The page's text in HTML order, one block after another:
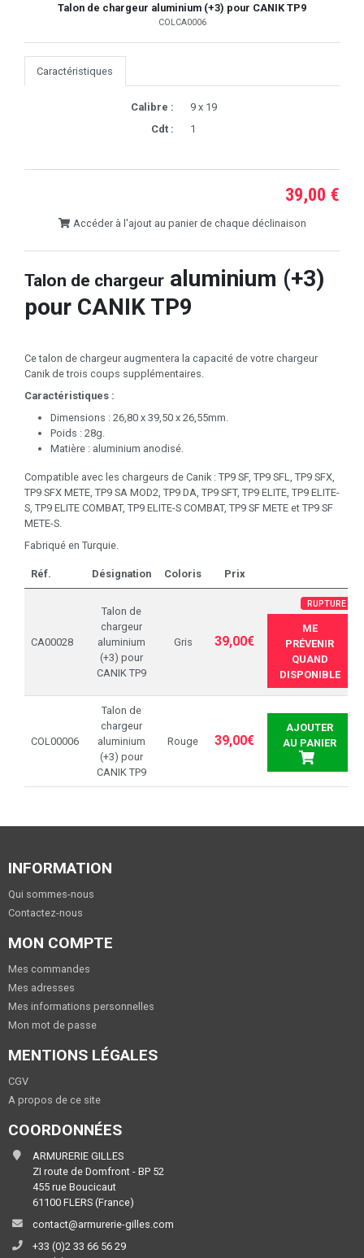
Talon de chargeur aluminium (+3) pour CANIK TP9
COLCA0006
Caractéristiques
Calibre :
9 x 19
Cdt :
1
39,00 €
Accéder à l'ajout au panier de chaque déclinaison
Talon de chargeur aluminium (+3)
pour CANIK TP9
Ce talon de chargeur augmentera la capacité de votre chargeur
Canik de trois coups supplémentaires.
Caractéristiques :
Dimensions : 26,80 x 39,50 x 26,55mm.
Poids : 28g.
Matière : aluminium anodisé.
Compatible avec les chargeurs de Canik : TP9 SF, TP9 SFL, TP9 SFX,
TP9 SFX METE, TP9 SA MOD2, TP9 DA, TP9 SFT, TP9 ELITE, TP9 ELITE-
S, TP9 ELITE COMBAT, TP9 ELITE-S COMBAT, TP9 SF METE et TP9 SF
METE-S.
Fabriqué en Turquie.
Réf. Désignation Coloris Prix
CA00028
Talon de
chargeur
aluminium
(+3) pour
CANIK TP9
Gris 39,00€
RUPTURE
ME
PRÉVENIR
QUAND
DISPONIBLE
COL00006
Talon de
chargeur
aluminium
(+3) pour
CANIK TP9
Rouge 39,00€
AJOUTER
AU PANIER
INFORMATION
Qui sommes-nous
Contactez-nous
MON COMPTE
Mes commandes
Mes adresses
Mes informations personnelles
Mon mot de passe
MENTIONS LÉGALES
CGV
A propos de ce site
COORDONNÉES
ARMURERIE GILLES
ZI route de Domfront - BP 52
455 rue Boucicaut
61100 FLERS (France)
contact@armurerie-gilles.com
+33 (0)2 33 66 56 29